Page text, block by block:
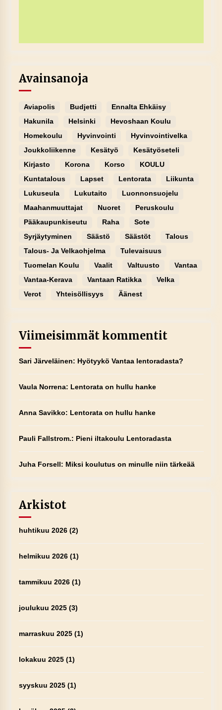
Avainsanoja
Aviapolis Budjetti
Ennalta Ehkäisy
Hakunila
Helsinki
Hevoshaan Koulu
Homekoulu
Hyvinvointi
Hyvinvointivelka
Joukkoliikenne
Kesätyö
Kesätyöseteli
Kirjasto
Korona Korso
KOULU
Kuntatalous
Lapset Lentorata
Liikunta
Lukuseula
Lukutaito
Luonnonsuojelu
Maahanmuuttajat
Nuoret
Peruskoulu
Pääkaupunkiseutu
Raha
Sote
Syrjäytyminen
Säästö Säästöt
Talous
Talous- Ja Velkaohjelma
Tulevaisuus
Tuomelan Koulu
Vaalit Valtuusto
Vantaa
Vantaa-Kerava
Vantaan Ratikka
Velka
Verot
Yhteisöllisyys Äänest
Viimeisimmät kommentit
Sari Järveläinen: Hyötyykö Vantaa lentoradasta?
Vaula Norrena: Lentorata on hullu hanke
Anna Savikko: Lentorata on hullu hanke
Pauli Fallstrom.: Pieni iltakoulu Lentoradasta
Juha Forsell: Miksi koulutus on minulle niin tärkeää
Arkistot
huhtikuu 2026(2)
helmikuu 2026(1)
tammikuu 2026(1)
joulukuu 2025(3)
marraskuu 2025(1)
lokakuu 2025(1)
syyskuu 2025(1)